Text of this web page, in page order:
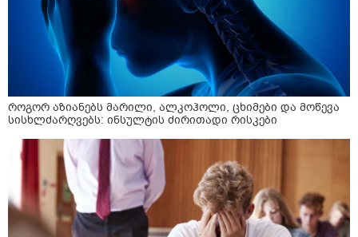
როგორ აზიანებს მარილი, ალკოჰოლი, ცხიმები და მოწევა
სისხლძარღვებს: ინსულტის ძირითადი რისკები